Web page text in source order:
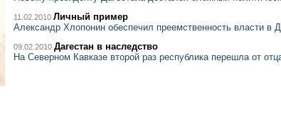
11.02.2010 Личный пример
Александр Хлопонин обеспечил преемственность власти в
09.02.2010 Дагестан в наследство
На Северном Кавказе второй раз республика перешла от